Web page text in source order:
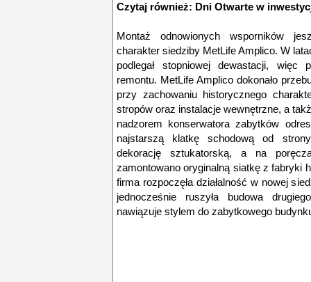
Czytaj również: Dni Otwarte w
Montaż odnowionych wsporników
charakter siedziby MetLife Amplico. W
podlegał stopniowej dewastacji, więc
remontu. MetLife Amplico dokonało
przy zachowaniu historycznego
stropów oraz instalacje wewnętrzne, a
nadzorem konserwatora zabytków
najstarszą klatkę schodową od
dekorację sztukatorską, a na
zamontowano oryginalną siatkę z fabryki
firma rozpoczęła działalność w nowej
jednocześnie ruszyła budowa
nawiązuje stylem do zabytkowego